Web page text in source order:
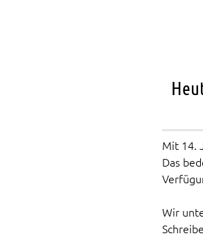
Mit 14.
Das
Wir